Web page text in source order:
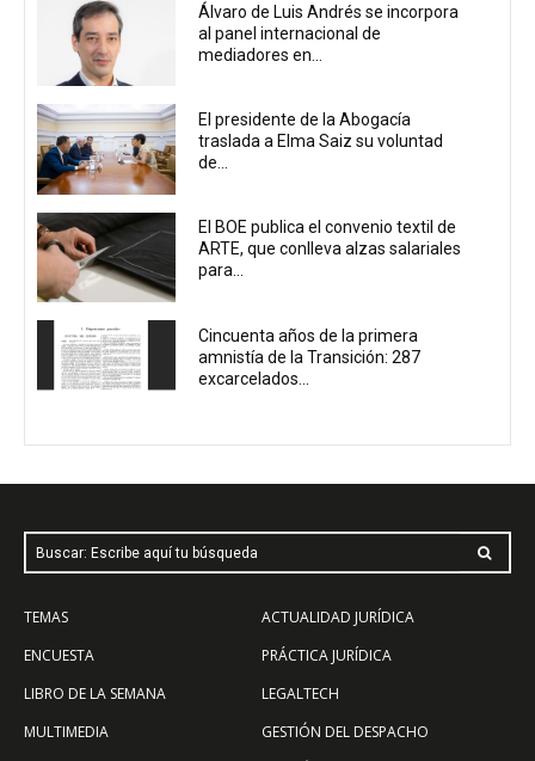
Álvaro de Luis Andrés se incorpora
al panel internacional de
mediadores en...
El presidente de la Abogacía
traslada a Elma Saiz su voluntad
de...
El BOE publica el convenio textil de
ARTE, que conlleva alzas salariales
para...
Cincuenta años de la primera
amnistía de la Transición: 287
excarcelados...
Buscar: Escribe aquí tu búsqueda
TEMAS
ENCUESTA
LIBRO DE LA SEMANA
MULTIMEDIA
ACTUALIDAD JURÍDICA
PRÁCTICA JURÍDICA
LEGALTECH
GESTIÓN DEL DESPACHO